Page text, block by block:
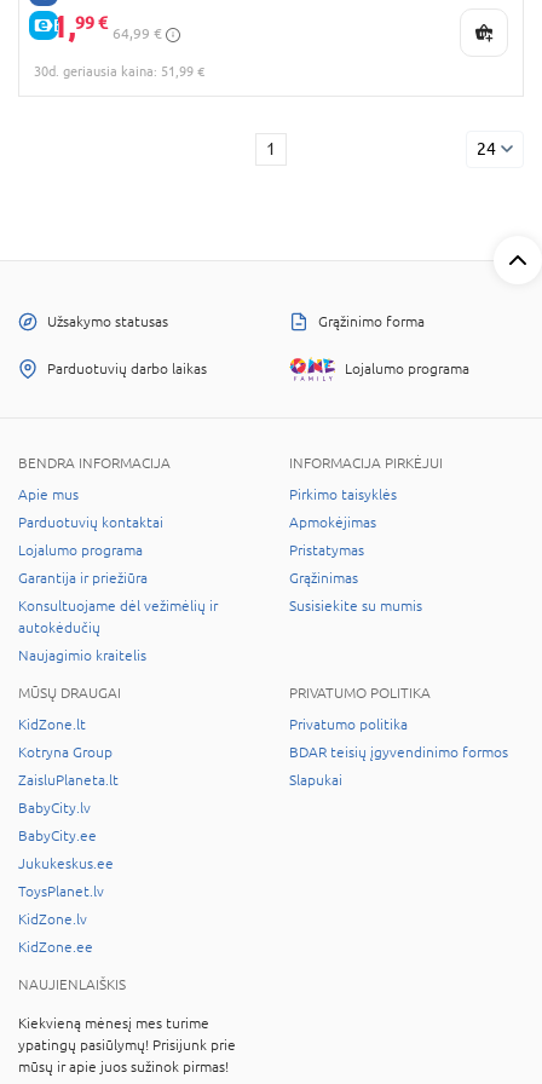
E-KAINA
51,99 €
64,99 €
30d. geriausia kaina: 51,99 €
1 24
Užsakymo statusas Grąžinimo forma
Parduotuvių darbo laikas Lojalumo programa
BENDRA INFORMACIJA
Apie mus
Parduotuvių kontaktai
Lojalumo programa
Garantija ir priežiūra
Konsultuojame dėl vežimėlių ir
autokėdučių
Naujagimio kraitelis
INFORMACIJA PIRKĖJUI
Pirkimo taisyklės
Apmokėjimas
Pristatymas
Grąžinimas
Susisiekite su mumis
MŪSŲ DRAUGAI
KidZone.lt
Kotryna Group
ZaisluPlaneta.lt
BabyCity.lv
BabyCity.ee
Jukukeskus.ee
ToysPlanet.lv
KidZone.lv
KidZone.ee
PRIVATUMO POLITIKA
Privatumo politika
BDAR teisių įgyvendinimo formos
Slapukai
NAUJIENLAIŠKIS
Kiekvieną mėnesį mes turime
ypatingų pasiūlymų! Prisijunk prie
mūsų ir apie juos sužinok pirmas!